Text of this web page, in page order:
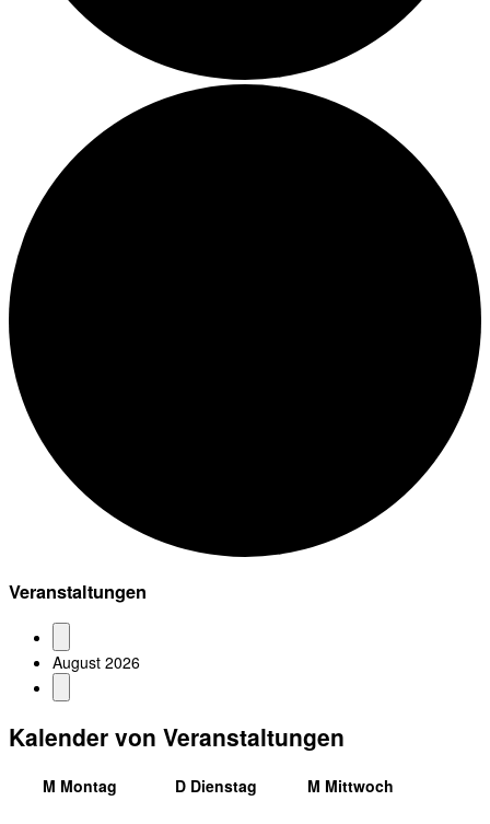
Veranstaltungen
August 2026
Kalender von Veranstaltungen
M Montag D Dienstag M Mittwoch